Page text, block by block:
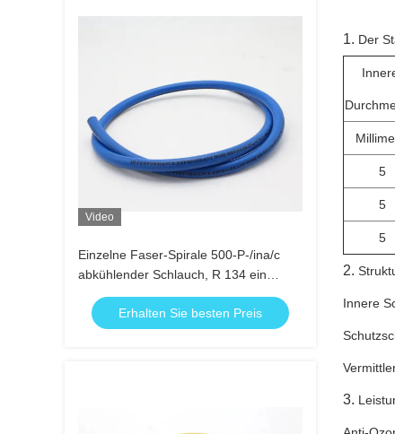
Video
Einzelne Faser-Spirale 500-P-/ina/c
abkühlender Schlauch, R 134 ein
abkühlender Schlauch
Erhalten Sie besten Preis
1. Der
5
5
5
2.
Innere
3.